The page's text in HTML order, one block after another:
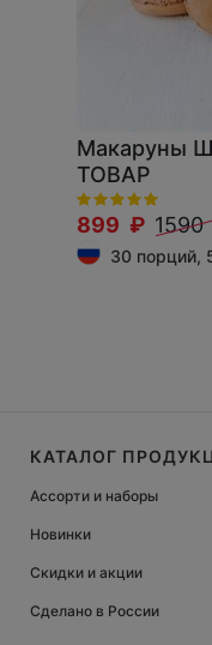
Макаруны
ТОВАР
899 ₽
30 порций,
КАТАЛОГ
Ассорти и наборы
Новинки
Скидки и акции
Сделано в России